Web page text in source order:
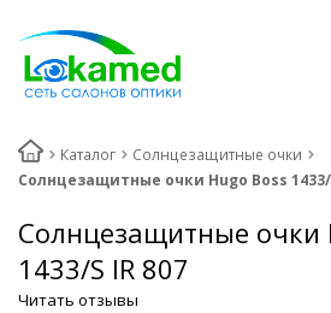
Каталог
Солнцезащитные очки
Солнцезащитные очки Hugo Boss 1433/
Солнцезащитные очки
1433/S IR 807
Читать отзывы